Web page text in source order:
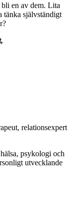
en av dem. Lita
tänka självständigt
relationsexpert
psykologi och
utvecklande